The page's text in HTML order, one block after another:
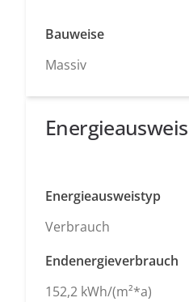
Bauweise
Massiv
Energieausweis
Energieausweistyp
Verbrauch
Endenergieverbrauch
152,2 kWh/(m²*a)